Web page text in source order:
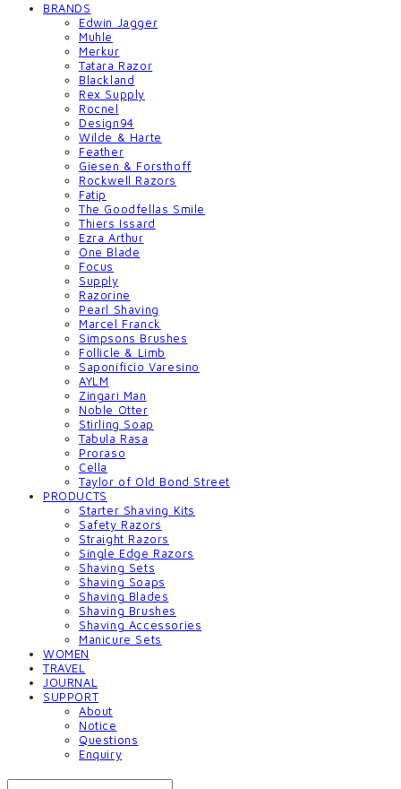
BRANDS
Edwin Jagger
Muhle
Merkur
Tatara Razor
Blackland
Rex Supply
Rocnel
Design94
Wilde & Harte
Feather
Giesen & Forsthoff
Rockwell Razors
Fatip
The Goodfellas Smile
Thiers Issard
Ezra Arthur
One Blade
Focus
Supply
Razorine
Pearl Shaving
Marcel Franck
Simpsons Brushes
Follicle & Limb
Saponificio Varesino
AYLM
Zingari Man
Noble Otter
Stirling Soap
Tabula Rasa
Proraso
Cella
Taylor of Old Bond Street
PRODUCTS
Starter Shaving Kits
Safety Razors
Straight Razors
Single Edge Razors
Shaving Sets
Shaving Soaps
Shaving Blades
Shaving Brushes
Shaving Accessories
Manicure Sets
WOMEN
TRAVEL
JOURNAL
SUPPORT
About
Notice
Questions
Enquiry